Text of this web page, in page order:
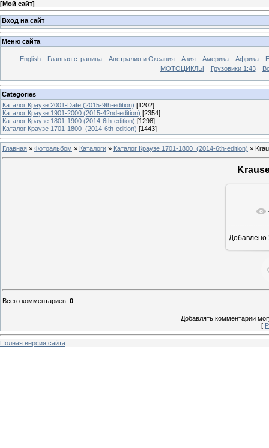
[Мой сайт]
Вход на сайт
Меню сайта
English Главная страница Австралия и Океания Азия Америка Африка
МОТОЦИКЛЫ
Грузовики 1:43
Categories
Каталог Краузе 2001-Date (2015-9th-edition) [1202]
Каталог Краузе 1901-2000 (2015-42nd-edition) [2354]
Каталог Краузе 1801-1900 (2014-6th-edition) [1298]
Каталог Краузе 1701-1800_(2014-6th-edition) [1443]
Главная » Фотоальбом » Каталоги » Каталог Краузе 1701-1800_(2014-6th-edition) »
Добавлено
Всего комментариев: 0
Добавлять комментарии
[
Полная версия сайта